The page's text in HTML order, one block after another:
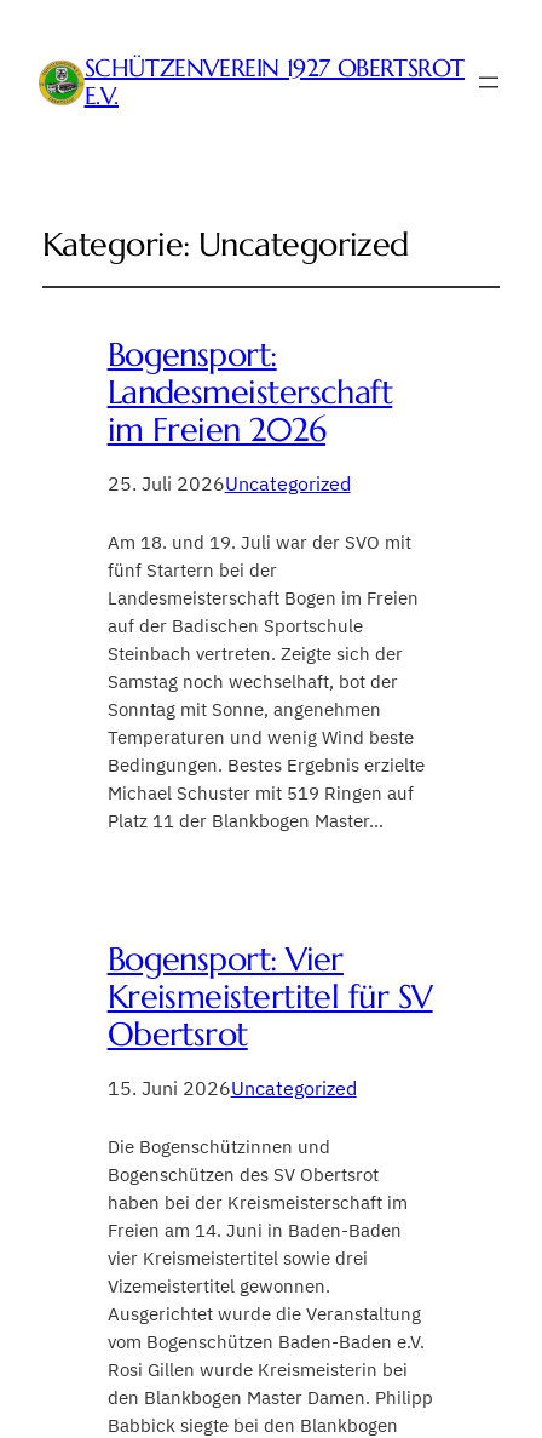
SCHÜTZENVEREIN 1927 OBERTSROT
E.V.
Kategorie: Uncategorized
Bogensport:
Landesmeisterschaft
im Freien 2026
25. Juli 2026Uncategorized
Am 18. und 19. Juli war der SVO mit
fünf Startern bei der
Landesmeisterschaft Bogen im Freien
auf der Badischen Sportschule
Steinbach vertreten. Zeigte sich der
Samstag noch wechselhaft, bot der
Sonntag mit Sonne, angenehmen
Temperaturen und wenig Wind beste
Bedingungen. Bestes Ergebnis erzielte
Michael Schuster mit 519 Ringen auf
Platz 11 der Blankbogen Master…
Bogensport: Vier
Kreismeistertitel für SV
Obertsrot
15. Juni 2026Uncategorized
Die Bogenschützinnen und
Bogenschützen des SV Obertsrot
haben bei der Kreismeisterschaft im
Freien am 14. Juni in Baden-Baden
vier Kreismeistertitel sowie drei
Vizemeistertitel gewonnen.
Ausgerichtet wurde die Veranstaltung
vom Bogenschützen Baden-Baden e.V.
Rosi Gillen wurde Kreismeisterin bei
den Blankbogen Master Damen. Philipp
Babbick siegte bei den Blankbogen